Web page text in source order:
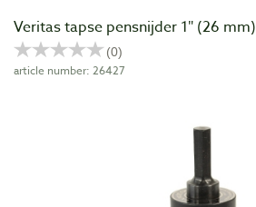
Veritas tapse pensnijder 1″ (26 mm)
article number: 26427